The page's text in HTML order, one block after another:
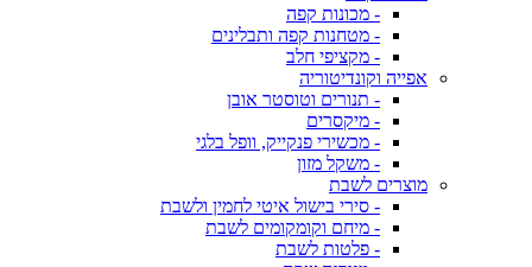
- מכונות קפה
- מטחנות קפה ותבלינים
- מקציפי חלב
אפייה וקונדיטוריה
- תנורים וטוסטר אובן
- מיקסרים
- מכשירי פנקייק, וופל בלגי
- משקל מזון
מוצרים לשבת
- סירי בישול איטי לחמין ולשבת
- מיחם וקומקומים לשבת
- פלטות לשבת